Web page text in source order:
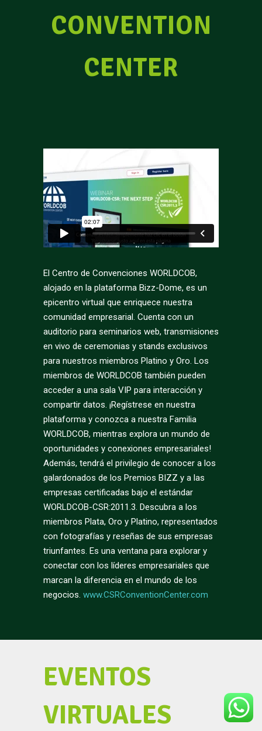
CONVENTION
CENTER
El Centro de Convenciones WORLDCOB,
alojado en la plataforma Bizz-Dome, es un
epicentro virtual que enriquece nuestra
comunidad empresarial. Cuenta con un
auditorio para seminarios web, transmisiones
en vivo de ceremonias y stands exclusivos
para nuestros miembros Platino y Oro. Los
miembros de WORLDCOB también pueden
acceder a una sala VIP para interacción y
compartir datos. ¡Regístrese en nuestra
plataforma y conozca a nuestra Familia
WORLDCOB, mientras explora un mundo de
oportunidades y conexiones empresariales!
Además, tendrá el privilegio de conocer a los
galardonados de los Premios BIZZ y a las
empresas certificadas bajo el estándar
WORLDCOB-CSR:2011.3. Descubra a los
miembros Plata, Oro y Platino, representados
con fotografías y reseñas de sus empresas
triunfantes. Es una ventana para explorar y
conectar con los líderes empresariales que
marcan la diferencia en el mundo de los
negocios. www.CSRConventionCenter.com
EVENTOS
VIRTUALES